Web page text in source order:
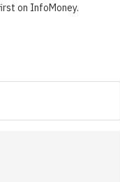
on InfoMoney.